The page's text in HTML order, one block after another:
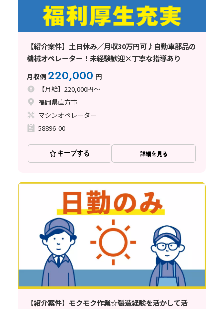
【紹介案件】土日休み／月収30万円可♪自動車部品の
機械オペレーター！未経験歓迎×丁寧な指導あり
月収例220,000 円
【月給】220,000円～
福岡県直方市
マシンオペレーター
58896-00
キープする 詳細を見る
【紹介案件】モクモク作業☆製造経験を活かして活